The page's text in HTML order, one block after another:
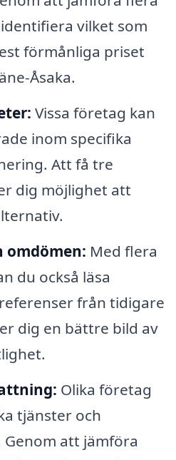
vilket som
förmånliga priset
Åsaka.
Vissa företag kan
inom specifika
Att få tre
dig möjlighet att
omdömen: Med flera
du också läsa
från tidigare
dig en bättre bild av
Olika företag
tjänster och
att jämföra